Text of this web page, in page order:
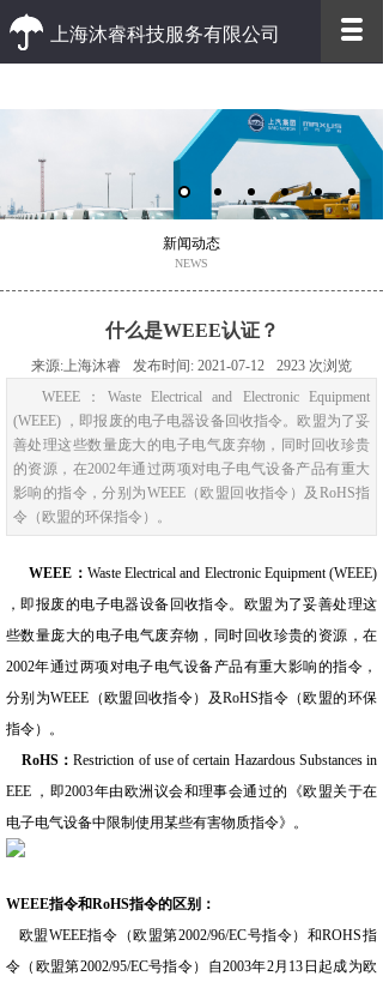
上海沐睿科技服务有限公司
优质的客户服务 高效的办事效率
新闻动态
NEWS
什么是WEEE认证？
来源:上海沐睿 发布时间: 2021-07-12 2923 次浏览
WEEE：Waste Electrical and Electronic Equipment
(WEEE) ，即报废的电子电器设备回收指令。欧盟为了妥
善处理这些数量庞大的电子电气废弃物，同时回收珍贵
的资源，在2002年通过两项对电子电气设备产品有重大
影响的指令，分别为WEEE（欧盟回收指令）及RoHS指
令（欧盟的环保指令）。
WEEE： Waste Electrical and Electronic Equipment (WEEE)
，即报废的电子电器设备回收指令。欧盟为了妥善处理这
些数量庞大的电子电气废弃物，同时回收珍贵的资源，在
2002年通过两项对电子电气设备产品有重大影响的指令，
分别为WEEE（欧盟回收指令）及RoHS指令（欧盟的环保
指令）。
RoHS：Restriction of use of certain Hazardous Substances in
EEE ，即2003年由欧洲议会和理事会通过的《欧盟关于在
电子电气设备中限制使用某些有害物质指令》。
WEEE指令和RoHS指令的区别：
欧盟WEEE指令（欧盟第2002/96/EC号指令）和ROHS指
令（欧盟第2002/95/EC号指令）自2003年2月13日起成为欧